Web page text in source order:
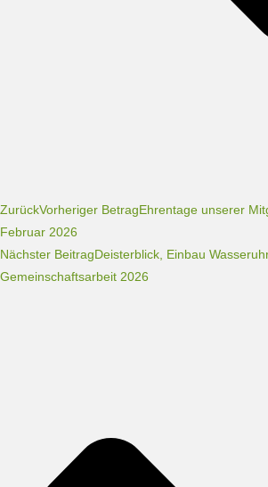
ZurückVorheriger BetragEhrentage unserer
Februar 2026
Nächster BeitragDeisterblick, Einbau
Gemeinschaftsarbeit 2026